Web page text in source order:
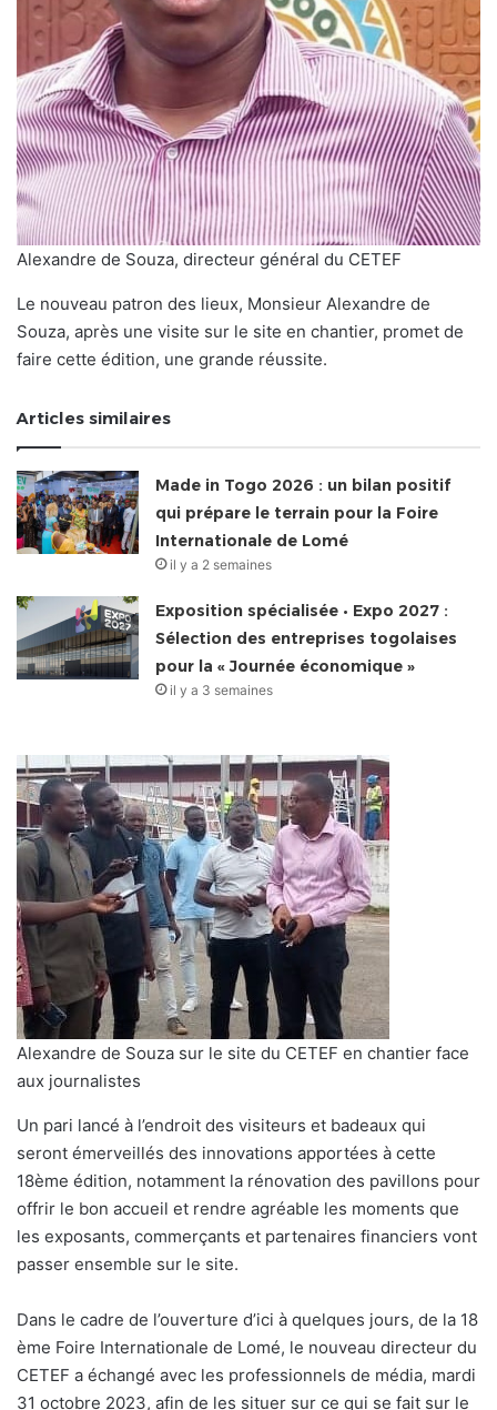
Alexandre de Souza, directeur général du CETEF
Le nouveau patron des lieux, Monsieur Alexandre de
Souza, après une visite sur le site en chantier, promet de
faire cette édition, une grande réussite.
Articles similaires
Made in Togo 2026 : un bilan positif
qui prépare le terrain pour la Foire
Internationale de Lomé
il y a 2 semaines
Exposition spécialisée • Expo 2027 :
Sélection des entreprises togolaises
pour la « Journée économique »
il y a 3 semaines
Alexandre de Souza sur le site du CETEF en chantier face
aux journalistes
Un pari lancé à l’endroit des visiteurs et badeaux qui
seront émerveillés des innovations apportées à cette
18ème édition, notamment la rénovation des pavillons pour
offrir le bon accueil et rendre agréable les moments que
les exposants, commerçants et partenaires financiers vont
passer ensemble sur le site.
Dans le cadre de l’ouverture d’ici à quelques jours, de la 18
ème Foire Internationale de Lomé, le nouveau directeur du
CETEF a échangé avec les professionnels de média, mardi
31 octobre 2023, afin de les situer sur ce qui se fait sur le